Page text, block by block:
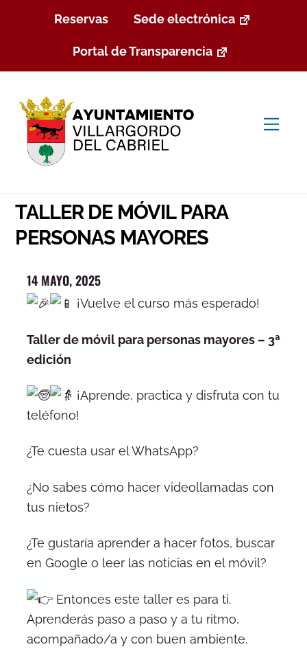
Reservas Sede electrónica
Portal de Transparencia
TALLER DE MÓVIL PARA
PERSONAS MAYORES
14 MAYO, 2025
¡Vuelve el curso más esperado!
Taller de móvil para personas mayores – 3ª
edición
¡Aprende, practica y disfruta con tu
teléfono!
¿Te cuesta usar el WhatsApp?
¿No sabes cómo hacer videollamadas con
tus nietos?
¿Te gustaría aprender a hacer fotos, buscar
en Google o leer las noticias en el móvil?
Entonces este taller es para ti.
Aprenderás paso a paso y a tu ritmo,
acompañado/a y con buen ambiente.